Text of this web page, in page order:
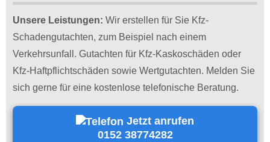
Unsere Leistungen: Wir erstellen für Sie Kfz-
Schadengutachten, zum Beispiel nach einem
Verkehrsunfall. Gutachten für Kfz-Kaskoschäden oder
Kfz-Haftpflichtschäden sowie Wertgutachten. Melden Sie
sich gerne für eine kostenlose telefonische Beratung.
Jetzt anrufen
0152 38774282